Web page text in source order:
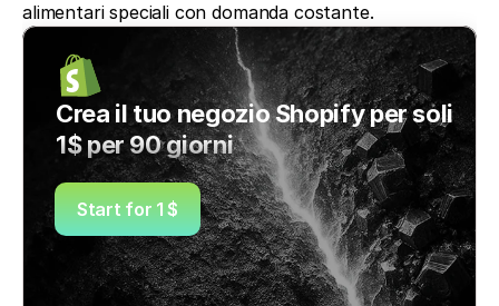
alimentari speciali con domanda costante.
Crea il tuo negozio Shopify per soli
1$ per 90 giorni
Start for 1 $